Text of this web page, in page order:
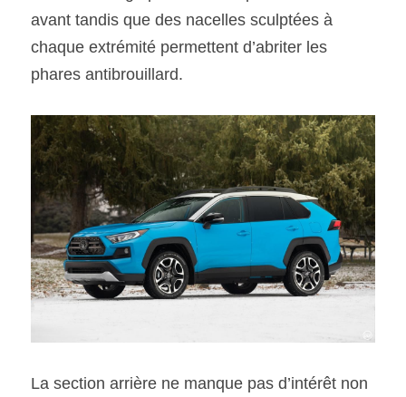
avant tandis que des nacelles sculptées à
chaque extrémité permettent d’abriter les
phares antibrouillard.
La section arrière ne manque pas d’intérêt non